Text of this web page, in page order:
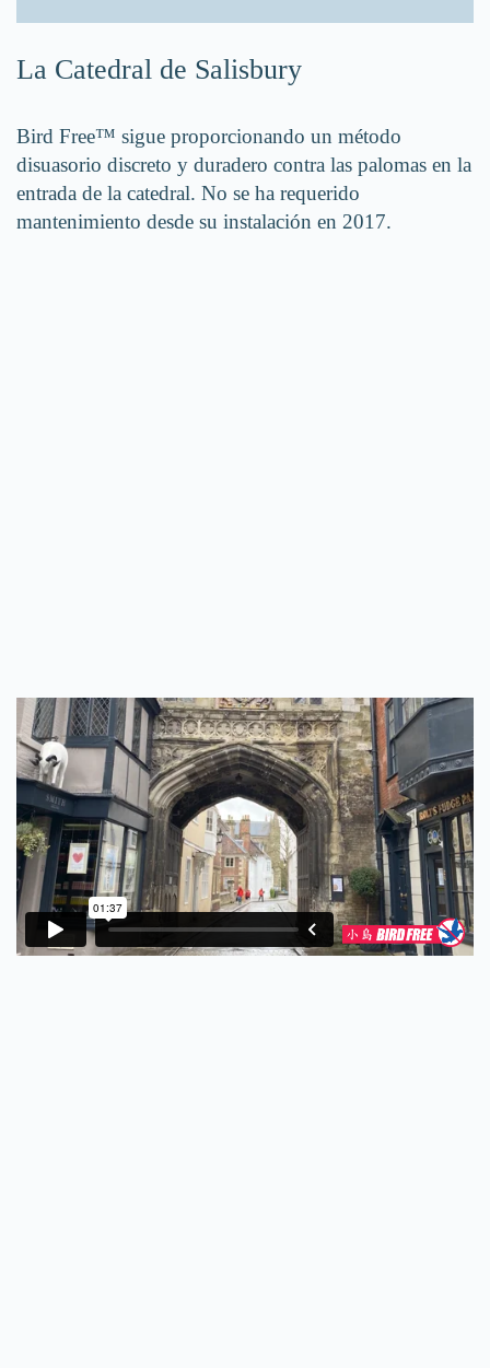
La Catedral de Salisbury
Bird Free™ sigue proporcionando un método
disuasorio discreto y duradero contra las palomas en la
entrada de la catedral. No se ha requerido
mantenimiento desde su instalación en 2017.